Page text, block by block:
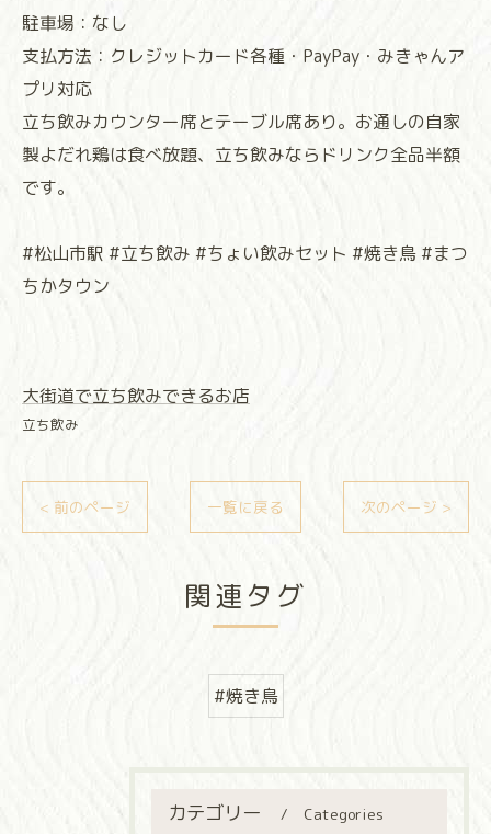
駐車場：なし
支払方法：クレジットカード各種・PayPay・みきゃんア
プリ対応
立ち飲みカウンター席とテーブル席あり。お通しの自家
製よだれ鶏は食べ放題、立ち飲みならドリンク全品半額
です。
#松山市駅 #立ち飲み #ちょい飲みセット #焼き鳥 #まつ
ちかタウン
大街道で立ち飲みできるお店
立ち飲み
< 前のページ 一覧に戻る 次のページ >
関連タグ
#焼き鳥
カテゴリー Categories